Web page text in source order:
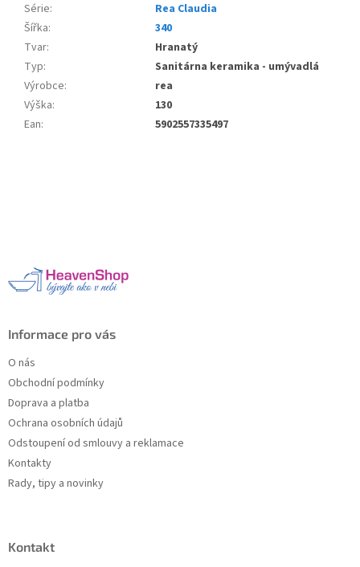
Série:
Rea Claudia
Šířka:
340
Tvar:
Hranatý
Typ:
Sanitárna keramika - umývadlá
Výrobce:
rea
Výška:
130
Ean: 5902557335497
Informace pro vás
O nás
Obchodní podmínky
Doprava a platba
Ochrana osobních údajů
Odstoupení od smlouvy a reklamace
Kontakty
Rady, tipy a novinky
Kontakt